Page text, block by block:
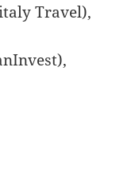
Travel),